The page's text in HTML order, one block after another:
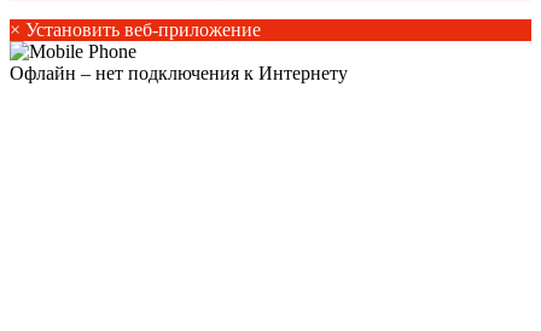
× Установить веб-приложение
Офлайн – нет подключения к Интернету